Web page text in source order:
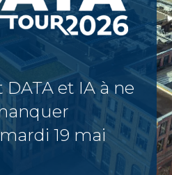
DATA et IA à ne
19 mai